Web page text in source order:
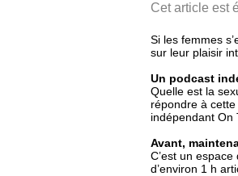
Cet article est
Si les femmes
sur leur plaisir
Un podcast
Quelle est la
répondre à
indépendant On
Avant,
C’est un
d’environ 1 h